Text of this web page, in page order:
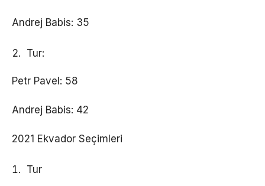
Andrej Babis: 35
Tur:
Petr Pavel: 58
Andrej Babis: 42
2021 Ekvador Seçimleri
Tur